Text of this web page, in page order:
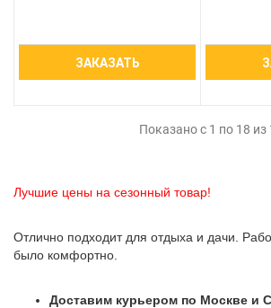
ЗАКАЗАТЬ
Показано с 1 по 18 из
Лучшие цены на сезонный товар!
Отлично подходит для отдыха и дачи.
было комфортно.
Доставим курьером по Москве и